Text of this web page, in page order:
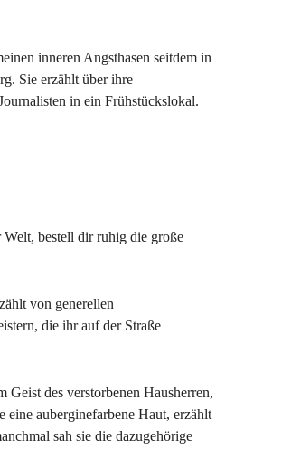
inneren Angsthasen seitdem in
Sie erzählt über ihre
in ein Frühstückslokal.
Welt, bestell dir ruhig die große
von generellen
die ihr auf der Straße
Geist des verstorbenen Hausherren,
eine auberginefarbene Haut, erzählt
sah sie die dazugehörige